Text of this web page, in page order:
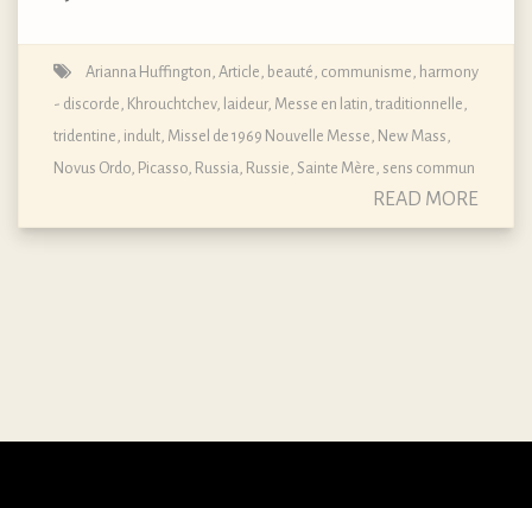
Arianna Huffington Article beauté communisme harmony
- discorde Khrouchtchev, laideur, Messe en latin, traditionnelle,
tridentine, indult Missel de 1969 Nouvelle Messe New Mass
Novus Ordo Picasso Russia Russie Sainte Mère sens commun
READ MORE